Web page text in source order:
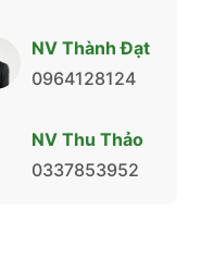
NV Thành Đạt
0964128124
NV Thu Thảo
0337853952